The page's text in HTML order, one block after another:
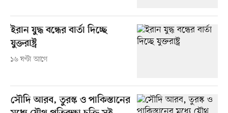
ইরান যুদ্ধ বন্ধের বার্তা দিচ্ছে
যুক্তরাষ্ট্র
১৬ ঘণ্টা আগে
সৌদি আরব, তুরস্ক ও পাকিস্তানের